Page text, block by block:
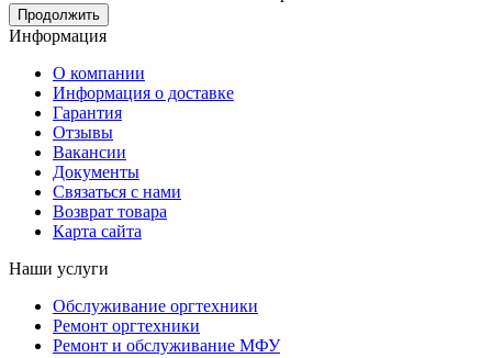
Продолжить
Информация
О компании
Информация о доставке
Гарантия
Отзывы
Вакансии
Документы
Связаться с нами
Возврат товара
Карта сайта
Наши услуги
Обслуживание оргтехники
Ремонт оргтехники
Ремонт и обслуживание МФУ